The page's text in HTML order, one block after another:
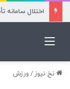
نخ نیوز / ورزش